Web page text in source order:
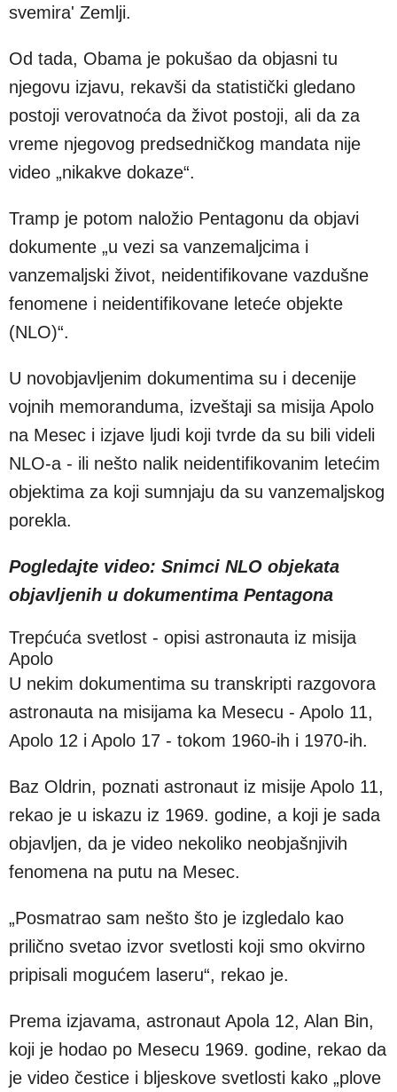
svemira' Zemlji.
Od tada, Obama je pokušao da objasni tu
njegovu izjavu, rekavši da statistički gledano
postoji verovatnoća da život postoji, ali da za
vreme njegovog predsedničkog mandata nije
video „nikakve dokaze“.
Tramp je potom naložio Pentagonu da objavi
dokumente „u vezi sa vanzemaljcima i
vanzemaljski život, neidentifikovane vazdušne
fenomene i neidentifikovane leteće objekte
(NLO)“.
U novobjavljenim dokumentima su i decenije
vojnih memoranduma, izveštaji sa misija Apolo
na Mesec i izjave ljudi koji tvrde da su bili videli
NLO-a - ili nešto nalik neidentifikovanim letećim
objektima za koji sumnjaju da su vanzemaljskog
porekla.
Pogledajte video: Snimci NLO objekata
objavljenih u dokumentima Pentagona
Trepćuća svetlost - opisi astronauta iz misija
Apolo
U nekim dokumentima su transkripti razgovora
astronauta na misijama ka Mesecu - Apolo 11,
Apolo 12 i Apolo 17 - tokom 1960-ih i 1970-ih.
Baz Oldrin, poznati astronaut iz misije Apolo 11,
rekao je u iskazu iz 1969. godine, a koji je sada
objavljen, da je video nekoliko neobjašnjivih
fenomena na putu na Mesec.
„Posmatrao sam nešto što je izgledalo kao
prilično svetao izvor svetlosti koji smo okvirno
pripisali mogućem laseru“, rekao je.
Prema izjavama, astronaut Apola 12, Alan Bin,
koji je hodao po Mesecu 1969. godine, rekao da
je video čestice i bljeskove svetlosti kako „plove